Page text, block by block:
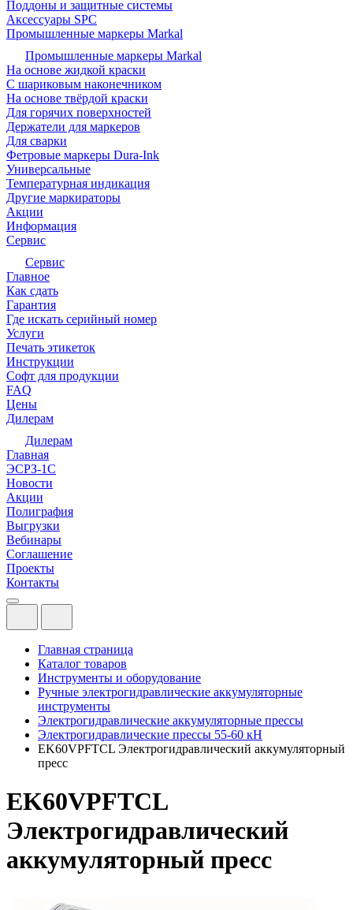
Поддоны и защитные системы
Аксессуары SPC
Промышленные маркеры Markal
Промышленные маркеры Markal
На основе жидкой краски
С шариковым наконечником
На основе твёрдой краски
Для горячих поверхностей
Держатели для маркеров
Для сварки
Фетровые маркеры Dura-Ink
Универсальные
Температурная индикация
Другие маркираторы
Акции
Информация
Сервис
Сервис
Главное
Как сдать
Гарантия
Где искать серийный номер
Услуги
Печать этикеток
Инструкции
Софт для продукции
FAQ
Цены
Дилерам
Дилерам
Главная
ЭСРЗ-1С
Новости
Акции
Полиграфия
Выгрузки
Вебинары
Соглашение
Проекты
Контакты
Главная страница
Каталог товаров
Инструменты и оборудование
Ручные электрогидравлические аккумуляторные
инструменты
Электрогидравлические аккумуляторные прессы
Электрогидравлические прессы 55-60 кН
EK60VPFTCL Электрогидравлический аккумуляторный
пресс
EK60VPFTCL
Электрогидравлический
аккумуляторный пресс